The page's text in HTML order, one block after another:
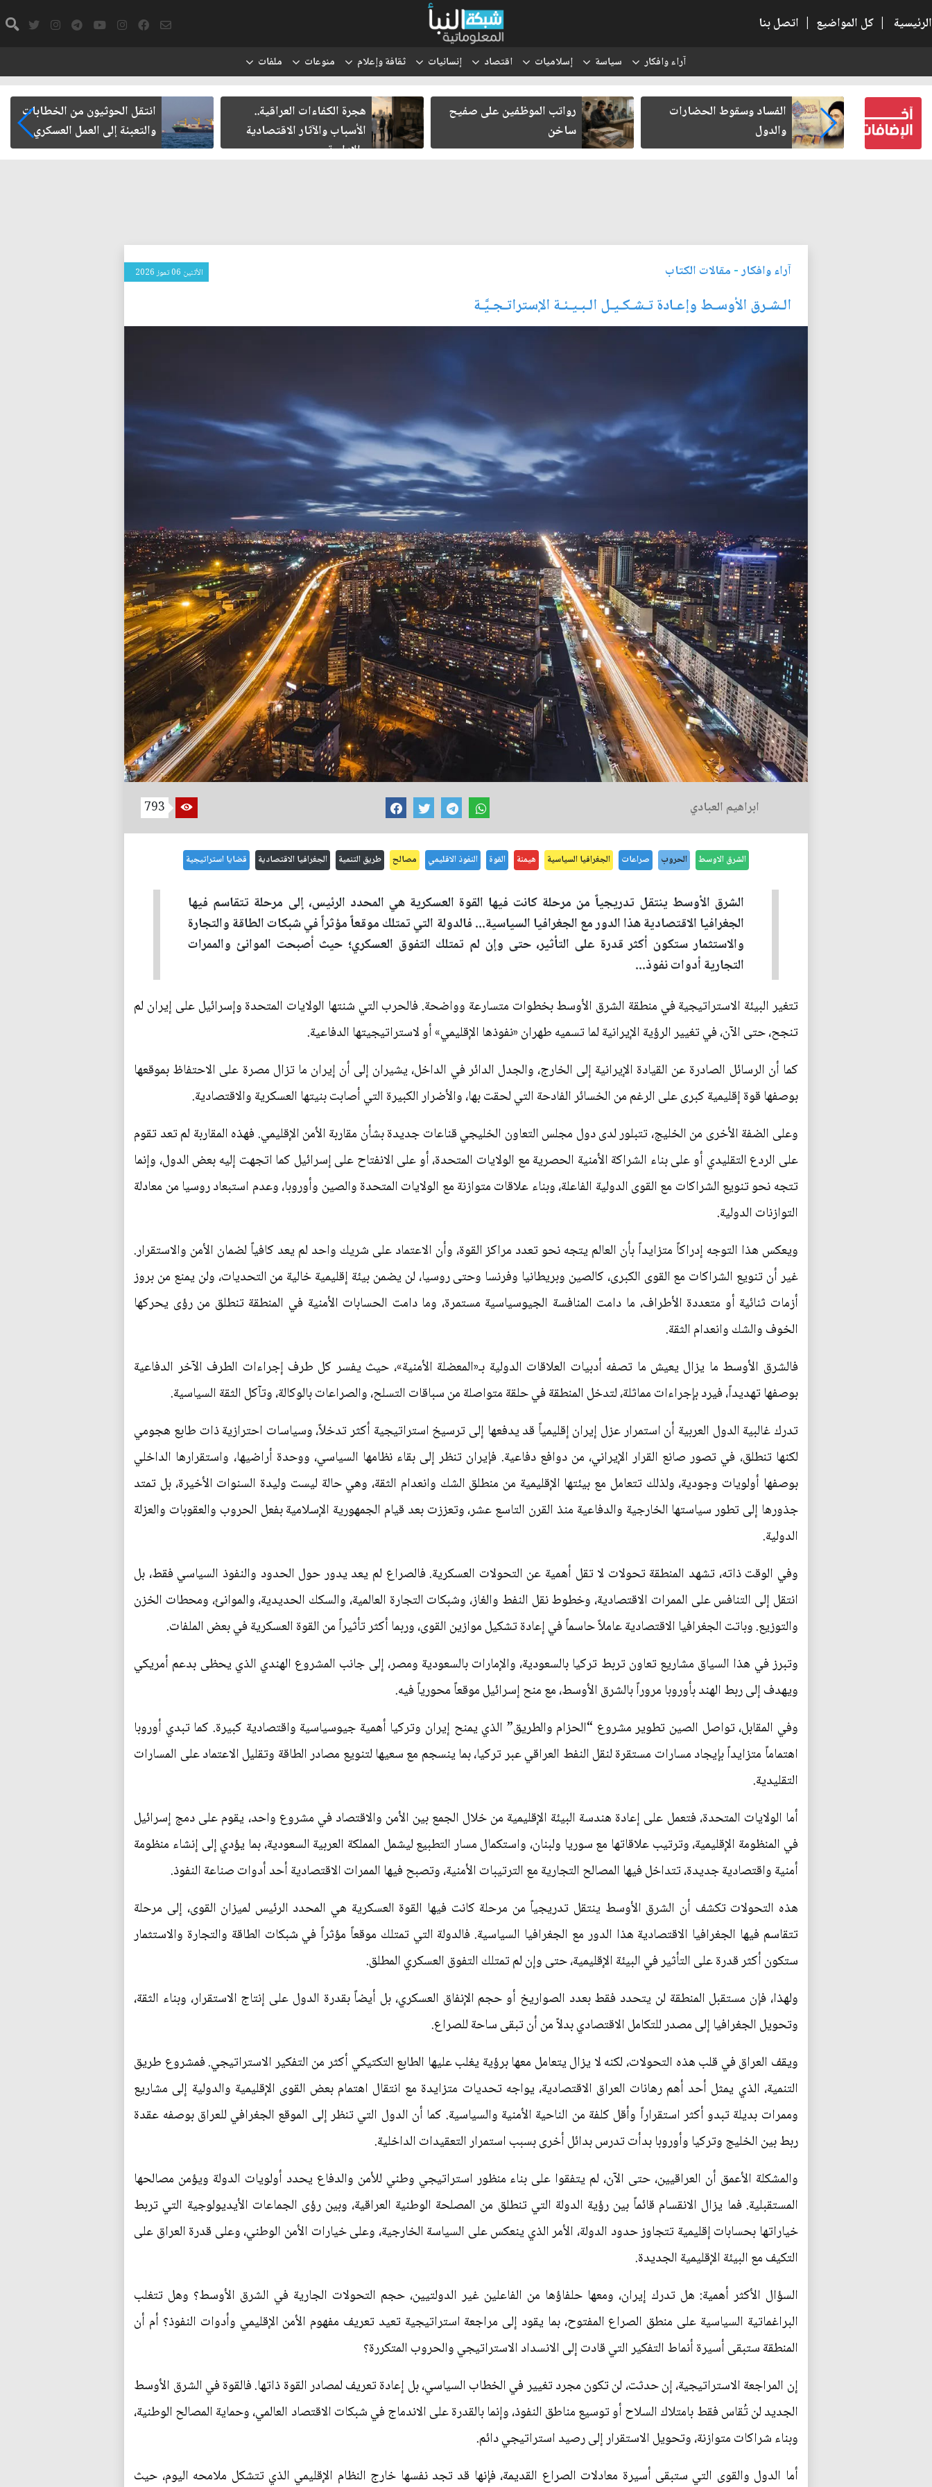
الرئيسية | كل المواضيع | اتصل بنا
آراء وافكار سياسة إسلاميات اقتصاد إنسانيات ثقافة وإعلام منوعات ملفات
كتب لنفسه
الفساد وسقوط الحضارات
والدول
رواتب الموظفين على صفيح
ساخن
هجرة الكفاءات العراقية..
الأسباب والآثار الاقتصادية
والإدارية
انتقل الحوثيون من الخطابات
والتعبئة إلى العمل العسكري
آراء وافكار- مقالات الكتاب الأثنين 06 تموز 2026
الـشـرق الأوسـط وإعـادة تـشـكـيـل الـبـيـئـة الإستراتـجـيَّـة
ابراهيم العبادي 793
الشرق الاوسط الحروب صراعات الجغرافيا السياسية هيمنة القوة النفوذ الاقليمي مصالح طريق التنمية الجغرافيا الاقتصادية قضايا استراتيجية
الشرق الأوسط ينتقل تدريجياً من مرحلة كانت فيها القوة العسكرية هي المحدد الرئيس، إلى مرحلة تتقاسم فيها
الجغرافيا الاقتصادية هذا الدور مع الجغرافيا السياسية... فالدولة التي تمتلك موقعاً مؤثراً في شبكات الطاقة والتجارة
والاستثمار ستكون أكثر قدرة على التأثير، حتى وإن لم تمتلك التفوق العسكري؛ حيث أصبحت الموانئ والممرات
التجارية أدوات نفوذ...
تتغير البيئة الاستراتيجية في منطقة الشرق الأوسط بخطوات متسارعة وواضحة. فالحرب التي شنتها الولايات المتحدة وإسرائيل على إيران لم
تنجح، حتى الآن، في تغيير الرؤية الإيرانية لما تسميه طهران «نفوذها الإقليمي» أو لاستراتيجيتها الدفاعية.
كما أن الرسائل الصادرة عن القيادة الإيرانية إلى الخارج، والجدل الدائر في الداخل، يشيران إلى أن إيران ما تزال مصرة على الاحتفاظ بموقعها
بوصفها قوة إقليمية كبرى على الرغم من الخسائر الفادحة التي لحقت بها، والأضرار الكبيرة التي أصابت بنيتها العسكرية والاقتصادية.
وعلى الضفة الأخرى من الخليج، تتبلور لدى دول مجلس التعاون الخليجي قناعات جديدة بشأن مقاربة الأمن الإقليمي. فهذه المقاربة لم تعد تقوم
على الردع التقليدي أو على بناء الشراكة الأمنية الحصرية مع الولايات المتحدة، أو على الانفتاح على إسرائيل كما اتجهت إليه بعض الدول، وإنما
تتجه نحو تنويع الشراكات مع القوى الدولية الفاعلة، وبناء علاقات متوازنة مع الولايات المتحدة والصين وأوروبا، وعدم استبعاد روسيا من معادلة
التوازنات الدولية.
ويعكس هذا التوجه إدراكاً متزايداً بأن العالم يتجه نحو تعدد مراكز القوة، وأن الاعتماد على شريك واحد لم يعد كافياً لضمان الأمن والاستقرار.
غير أن تنويع الشراكات مع القوى الكبرى، كالصين وبريطانيا وفرنسا وحتى روسيا، لن يضمن بيئة إقليمية خالية من التحديات، ولن يمنع من بروز
أزمات ثنائية أو متعددة الأطراف، ما دامت المنافسة الجيوسياسية مستمرة، وما دامت الحسابات الأمنية في المنطقة تنطلق من رؤى يحركها
الخوف والشك وانعدام الثقة.
فالشرق الأوسط ما يزال يعيش ما تصفه أدبيات العلاقات الدولية بـ«المعضلة الأمنية»، حيث يفسر كل طرف إجراءات الطرف الآخر الدفاعية
بوصفها تهديداً، فيرد بإجراءات مماثلة، لتدخل المنطقة في حلقة متواصلة من سباقات التسلح، والصراعات بالوكالة، وتآكل الثقة السياسية.
تدرك غالبية الدول العربية أن استمرار عزل إيران إقليمياً قد يدفعها إلى ترسيخ استراتيجية أكثر تدخلاً، وسياسات احترازية ذات طابع هجومي
لكنها تنطلق، في تصور صانع القرار الإيراني، من دوافع دفاعية. فإيران تنظر إلى بقاء نظامها السياسي، ووحدة أراضيها، واستقرارها الداخلي
بوصفها أولويات وجودية، ولذلك تتعامل مع بيئتها الإقليمية من منطلق الشك وانعدام الثقة، وهي حالة ليست وليدة السنوات الأخيرة، بل تمتد
جذورها إلى تطور سياستها الخارجية والدفاعية منذ القرن التاسع عشر، وتعززت بعد قيام الجمهورية الإسلامية بفعل الحروب والعقوبات والعزلة
الدولية.
وفي الوقت ذاته، تشهد المنطقة تحولات لا تقل أهمية عن التحولات العسكرية. فالصراع لم يعد يدور حول الحدود والنفوذ السياسي فقط، بل
انتقل إلى التنافس على الممرات الاقتصادية، وخطوط نقل النفط والغاز، وشبكات التجارة العالمية، والسكك الحديدية، والموانئ، ومحطات الخزن
والتوزيع. وباتت الجغرافيا الاقتصادية عاملاً حاسماً في إعادة تشكيل موازين القوى، وربما أكثر تأثيراً من القوة العسكرية في بعض الملفات.
وتبرز في هذا السياق مشاريع تعاون تربط تركيا بالسعودية، والإمارات بالسعودية ومصر، إلى جانب المشروع الهندي الذي يحظى بدعم أمريكي
ويهدف إلى ربط الهند بأوروبا مروراً بالشرق الأوسط، مع منح إسرائيل موقعاً محورياً فيه.
وفي المقابل، تواصل الصين تطوير مشروع “الحزام والطريق” الذي يمنح إيران وتركيا أهمية جيوسياسية واقتصادية كبيرة. كما تبدي أوروبا
اهتماماً متزايداً بإيجاد مسارات مستقرة لنقل النفط العراقي عبر تركيا، بما ينسجم مع سعيها لتنويع مصادر الطاقة وتقليل الاعتماد على المسارات
التقليدية.
أما الولايات المتحدة، فتعمل على إعادة هندسة البيئة الإقليمية من خلال الجمع بين الأمن والاقتصاد في مشروع واحد، يقوم على دمج إسرائيل
في المنظومة الإقليمية، وترتيب علاقاتها مع سوريا ولبنان، واستكمال مسار التطبيع ليشمل المملكة العربية السعودية، بما يؤدي إلى إنشاء منظومة
أمنية واقتصادية جديدة، تتداخل فيها المصالح التجارية مع الترتيبات الأمنية، وتصبح فيها الممرات الاقتصادية أحد أدوات صناعة النفوذ.
هذه التحولات تكشف أن الشرق الأوسط ينتقل تدريجياً من مرحلة كانت فيها القوة العسكرية هي المحدد الرئيس لميزان القوى، إلى مرحلة
تتقاسم فيها الجغرافيا الاقتصادية هذا الدور مع الجغرافيا السياسية. فالدولة التي تمتلك موقعاً مؤثراً في شبكات الطاقة والتجارة والاستثمار
ستكون أكثر قدرة على التأثير في البيئة الإقليمية، حتى وإن لم تمتلك التفوق العسكري المطلق.
ولهذا، فإن مستقبل المنطقة لن يتحدد فقط بعدد الصواريخ أو حجم الإنفاق العسكري، بل أيضاً بقدرة الدول على إنتاج الاستقرار، وبناء الثقة،
وتحويل الجغرافيا إلى مصدر للتكامل الاقتصادي بدلاً من أن تبقى ساحة للصراع.
ويقف العراق في قلب هذه التحولات، لكنه لا يزال يتعامل معها برؤية يغلب عليها الطابع التكتيكي أكثر من التفكير الاستراتيجي. فمشروع طريق
التنمية، الذي يمثل أحد أهم رهانات العراق الاقتصادية، يواجه تحديات متزايدة مع انتقال اهتمام بعض القوى الإقليمية والدولية إلى مشاريع
وممرات بديلة تبدو أكثر استقراراً وأقل كلفة من الناحية الأمنية والسياسية. كما أن الدول التي تنظر إلى الموقع الجغرافي للعراق بوصفه عقدة
ربط بين الخليج وتركيا وأوروبا بدأت تدرس بدائل أخرى بسبب استمرار التعقيدات الداخلية.
والمشكلة الأعمق أن العراقيين، حتى الآن، لم يتفقوا على بناء منظور استراتيجي وطني للأمن والدفاع يحدد أولويات الدولة ويؤمن مصالحها
المستقبلية. فما يزال الانقسام قائماً بين رؤية الدولة التي تنطلق من المصلحة الوطنية العراقية، وبين رؤى الجماعات الأيديولوجية التي تربط
خياراتها بحسابات إقليمية تتجاوز حدود الدولة، الأمر الذي ينعكس على السياسة الخارجية، وعلى خيارات الأمن الوطني، وعلى قدرة العراق على
التكيف مع البيئة الإقليمية الجديدة.
السؤال الأكثر أهمية: هل تدرك إيران، ومعها حلفاؤها من الفاعلين غير الدولتيين، حجم التحولات الجارية في الشرق الأوسط؟ وهل تتغلب
البراغماتية السياسية على منطق الصراع المفتوح، بما يقود إلى مراجعة استراتيجية تعيد تعريف مفهوم الأمن الإقليمي وأدوات النفوذ؟ أم أن
المنطقة ستبقى أسيرة أنماط التفكير التي قادت إلى الانسداد الاستراتيجي والحروب المتكررة؟
إن المراجعة الاستراتيجية، إن حدثت، لن تكون مجرد تغيير في الخطاب السياسي، بل إعادة تعريف لمصادر القوة ذاتها. فالقوة في الشرق الأوسط
الجديد لن تُقاس فقط بامتلاك السلاح أو توسيع مناطق النفوذ، وإنما بالقدرة على الاندماج في شبكات الاقتصاد العالمي، وحماية المصالح الوطنية،
وبناء شراكات متوازنة، وتحويل الاستقرار إلى رصيد استراتيجي دائم.
أما الدول والقوى التي ستبقى أسيرة معادلات الصراع القديمة، فإنها قد تجد نفسها خارج النظام الإقليمي الذي تتشكل ملامحه اليوم، حيث